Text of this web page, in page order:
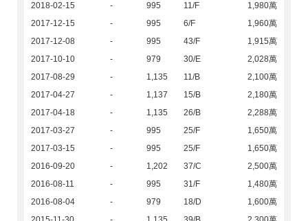
2018-02-15
- 995 11/F
1,980萬
2017-12-15
- 995 6/F
1,960萬
2017-12-08
- 995 43/F
1,915萬
2017-10-10
- 979 30/E
2,028萬
2017-08-29
- 1,135 11/B
2,100萬
2017-04-27
- 1,137 15/B
2,180萬
2017-04-18
- 1,135 26/B
2,288萬
2017-03-27
- 995 25/F
1,650萬
2017-03-15
- 995 25/F
1,650萬
2016-09-20
- 1,202 37/C
2,500萬
2016-08-11
- 995 31/F
1,480萬
2016-08-04
- 979 18/D
1,600萬